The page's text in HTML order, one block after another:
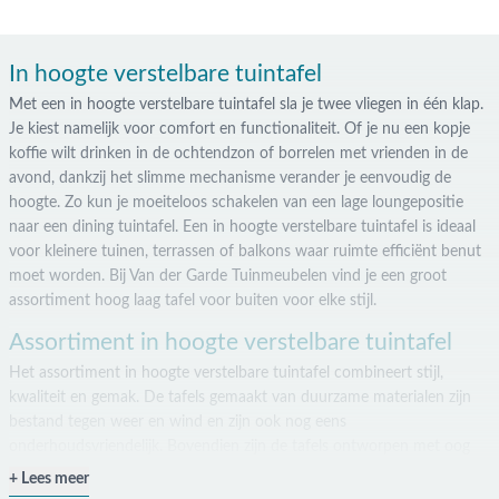
In hoogte verstelbare tuintafel
Met een in hoogte verstelbare tuintafel sla je twee vliegen in één klap.
Je kiest namelijk voor comfort en functionaliteit. Of je nu een kopje
koffie wilt drinken in de ochtendzon of borrelen met vrienden in de
avond, dankzij het slimme mechanisme verander je eenvoudig de
hoogte. Zo kun je moeiteloos schakelen van een lage loungepositie
naar een dining tuintafel. Een in hoogte verstelbare tuintafel is ideaal
voor kleinere tuinen, terrassen of balkons waar ruimte efficiënt benut
moet worden. Bij Van der Garde Tuinmeubelen vind je een groot
assortiment hoog laag tafel voor buiten voor elke stijl.
Assortiment in hoogte verstelbare tuintafel
Het assortiment in hoogte verstelbare tuintafel combineert stijl,
kwaliteit en gemak. De tafels gemaakt van duurzame materialen zijn
voor detail: strak design, moderne kleuren en stevige frames die
Lees meer